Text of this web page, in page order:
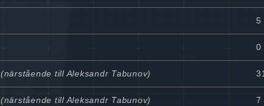
5
0
(närstående till Aleksandr Tabunov)
(närstående till Aleksandr Tabunov) 7